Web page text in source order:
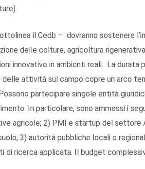
il Cedb – dovranno sostenere
delle colture, agricoltura
innovative in ambienti reali. La durata
delle attività sul campo copre un arco
partecipare singole entità
In particolare, sono ammessi i
agricole; 2) PMI e startup del settore
3) autorità pubbliche locali o
di ricerca applicata. Il budget